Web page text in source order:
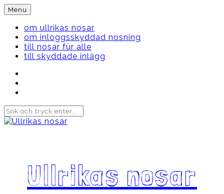
Skip
to
content
Menu
om ullrikas nosar
om inloggsskyddad nosning
till nosar für alle
till skyddade inlägg
Ullrikas nosar